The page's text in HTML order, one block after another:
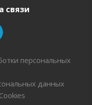
связи
персональных
данных